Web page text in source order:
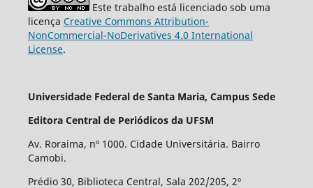
Este trabalho está licenciado sob uma
licença Creative Commons Attribution-
NonCommercial-NoDerivatives 4.0 International
License.
Universidade Federal de Santa Maria, Campus Sede
Editora Central de Periódicos da UFSM
Av. Roraima, nº 1000. Cidade Universitária. Bairro
Camobi.
Prédio 30, Biblioteca Central, Sala 202/205, 2º